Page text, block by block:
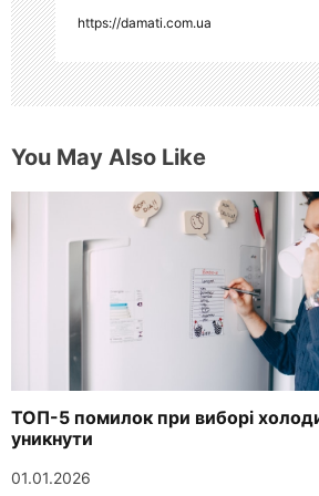
м
https://damati.com.ua
You May Also Like
ТОП-5 помилок при виборі
уникнути
01.01.2026